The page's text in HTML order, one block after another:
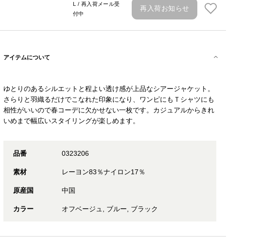
L / 再入荷メール受
付中
再入荷お知らせ
アイテムについて
ゆとりのあるシルエットと程よい透け感が上品なシアージャケット。
さらりと羽織るだけでこなれた印象になり、ワンピにもＴシャツにも
相性がいいので春コーデに欠かせない一枚です。カジュアルからきれ
いめまで幅広いスタイリングが楽しめます。
品番 0323206
素材 レーヨン83％ナイロン17％
原産国 中国
カラー オフベージュ, ブルー, ブラック